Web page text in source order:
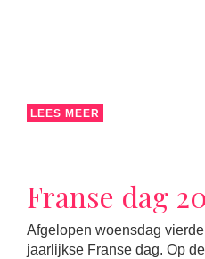
LEES MEER
Franse dag
Afgelopen woensdag
jaarlijkse Franse dag. Op